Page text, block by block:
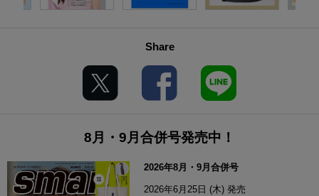
Share
8月・9月合併号発売中！
2026年8月・9月合併号
2026年6月25日 (木) 発売